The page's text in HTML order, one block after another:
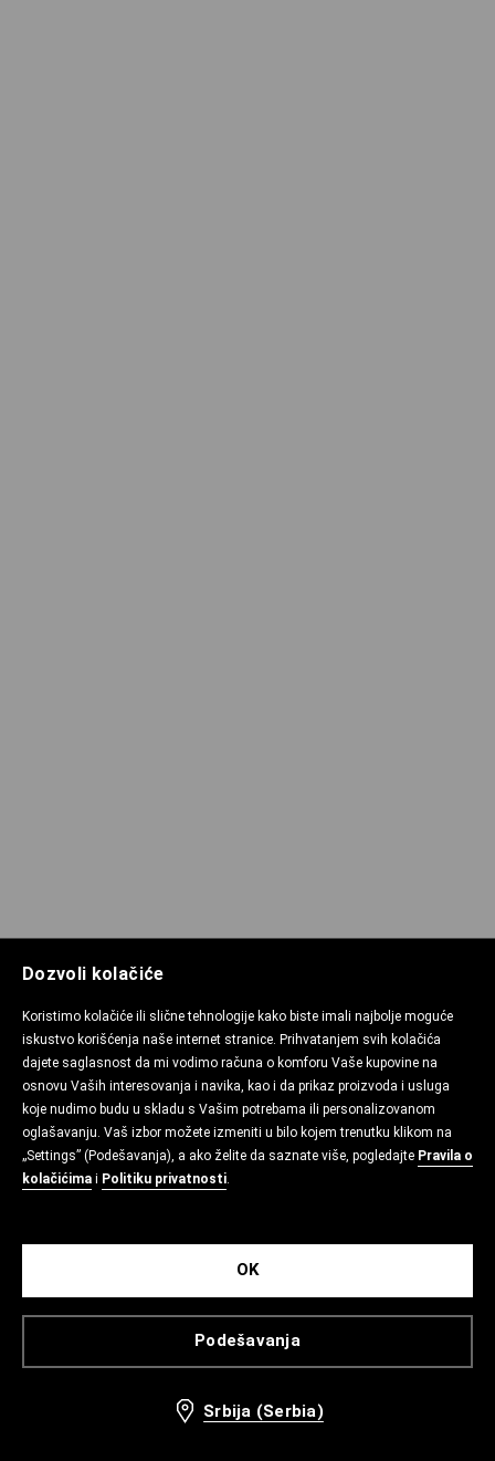
Dozvoli kolačiće
Koristimo kolačiće ili slične tehnologije kako biste imali najbolje moguće
iskustvo korišćenja naše internet stranice. Prihvatanjem svih kolačića
dajete saglasnost da mi vodimo računa o komforu Vaše kupovine na
osnovu Vaših interesovanja i navika, kao i da prikaz proizvoda i usluga
koje nudimo budu u skladu s Vašim potrebama ili personalizovanom
oglašavanju. Vaš izbor možete izmeniti u bilo kojem trenutku klikom na
„Settings” (Podešavanja), a ako želite da saznate više, pogledajte Pravila o
kolačićima i Politiku privatnosti.
Podešavanja
OK
Srbija (Serbia)